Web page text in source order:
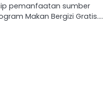
pemanfaatan sumber
Makan Bergizi Gratis….